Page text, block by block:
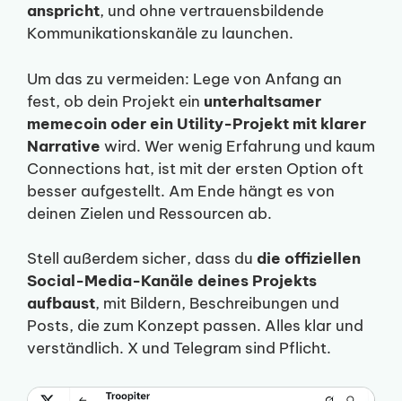
anspricht, und ohne vertrauensbildende
Kommunikationskanäle zu launchen.
Um das zu vermeiden: Lege von Anfang an
fest, ob dein Projekt ein unterhaltsamer
memecoin oder ein Utility-Projekt mit klarer
Narrative wird. Wer wenig Erfahrung und kaum
Connections hat, ist mit der ersten Option oft
besser aufgestellt. Am Ende hängt es von
deinen Zielen und Ressourcen ab.
Stell außerdem sicher, dass du die offiziellen
Social-Media-Kanäle deines Projekts
aufbaust, mit Bildern, Beschreibungen und
Posts, die zum Konzept passen. Alles klar und
verständlich. X und Telegram sind Pflicht.